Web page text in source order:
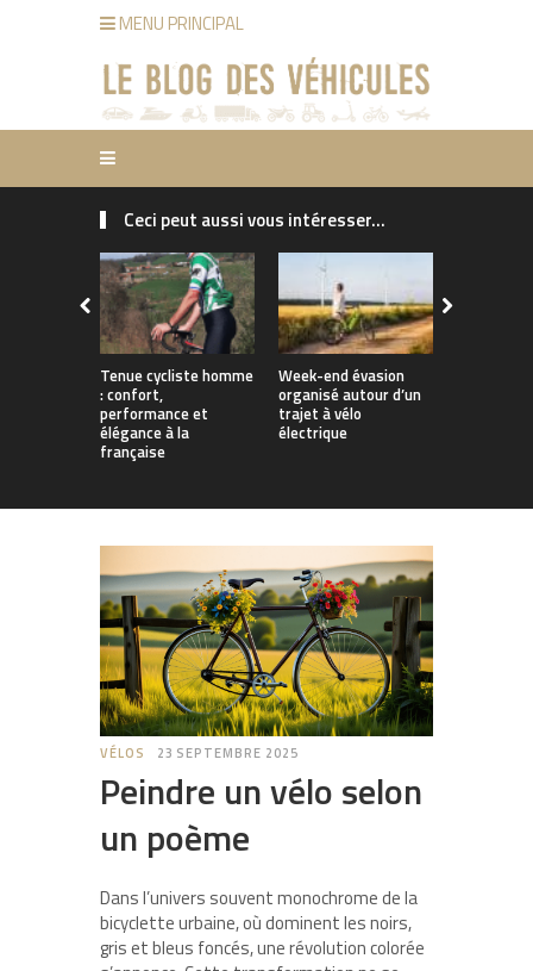
MENU PRINCIPAL
Ceci peut aussi vous intéresser...
Tenue cycliste homme
: confort,
performance et
élégance à la
française
Week-end évasion
organisé autour d’un
trajet à vélo
électrique
VÉLOS 23 SEPTEMBRE 2025
Peindre un vélo selon
un poème
Dans l’univers souvent monochrome de la
bicyclette urbaine, où dominent les noirs,
gris et bleus foncés, une révolution colorée